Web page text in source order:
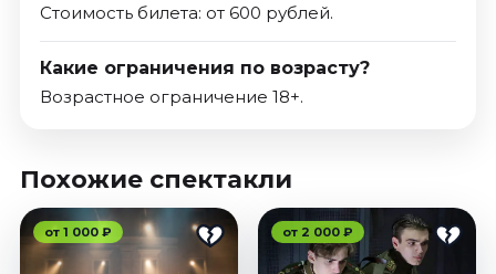
Стоимость билета: от 600 рублей.
Какие ограничения по возрасту?
Возрастное ограничение 18+.
Похожие спектакли
от 1 000 ₽ от 2 000 ₽